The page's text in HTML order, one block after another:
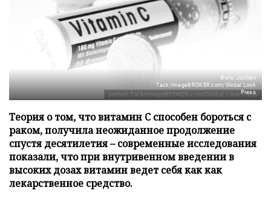
Фото: Jochen
Tack/imageBROKER.com/Global Look
Press
Теория о том, что витамин C способен бороться с
раком, получила неожиданное продолжение
спустя десятилетия – современные исследования
показали, что при внутривенном введении в
высоких дозах витамин ведет себя как как
лекарственное средство.